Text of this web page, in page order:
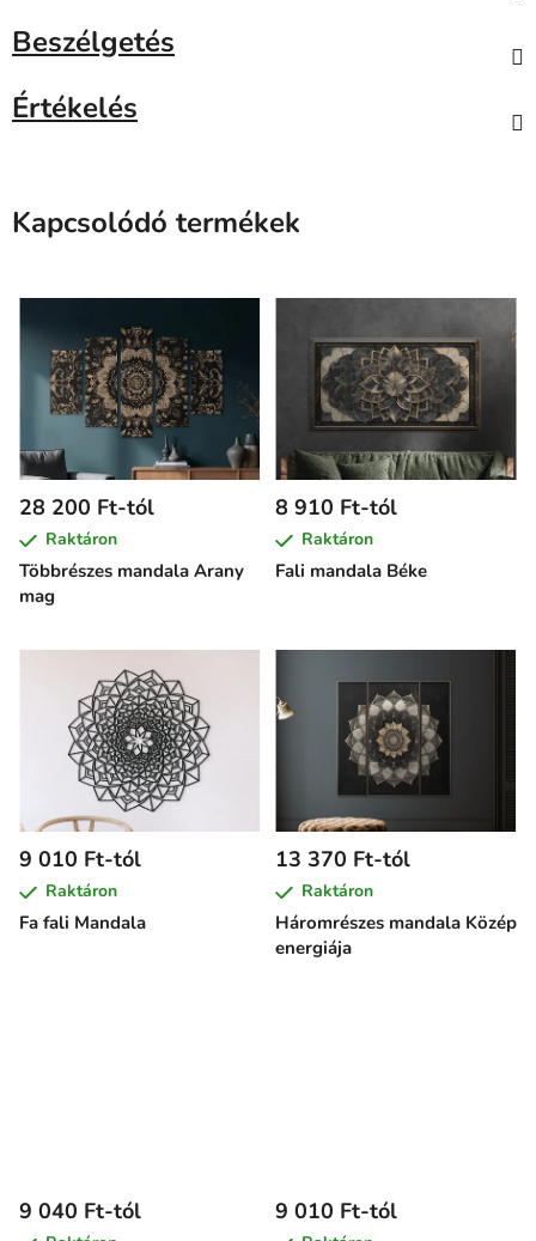
Beszélgetés
Értékelés
Kapcsolódó termékek
Többrészes mandala Arany
mag
28 200 Ft-tól
Raktáron
Fali mandala Béke
8 910 Ft-tól
Raktáron
Fa fali Mandala
9 010 Ft-tól
Raktáron
Háromrészes mandala Közép
energiája
13 370 Ft-tól
Raktáron
9 040 Ft-tól 9 010 Ft-tól